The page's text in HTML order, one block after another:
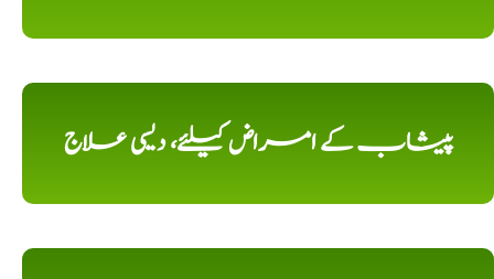
پیشاب کے امراض کیلئے، دیسی علاج